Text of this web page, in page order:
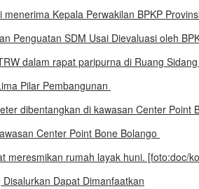
Penguatan SDM Usai Dievaluasi oleh
Pilar Pembangunan
Center Point Bone Bolango
Dapat Dimanfaatkan